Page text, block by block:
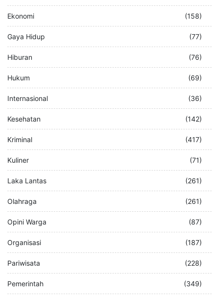
Ekonomi (158)
Gaya Hidup (77)
Hiburan (76)
Hukum (69)
Internasional (36)
Kesehatan (142)
Kriminal (417)
Kuliner (71)
Laka Lantas (261)
Olahraga (261)
Opini Warga (87)
Organisasi (187)
Pariwisata (228)
Pemerintah (349)